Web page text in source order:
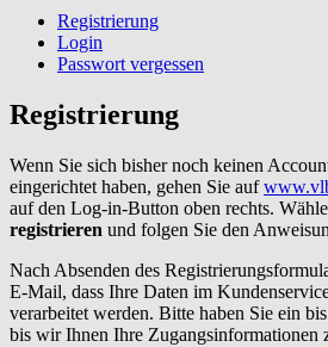
Registrierung
Login
Passwort vergessen
Registrierung
Wenn Sie sich bisher noch keinen
eingerichtet haben, gehen Sie auf
auf den Log-in-Button oben rechts.
registrieren und folgen Sie den
Nach Absenden des
E-Mail, dass Ihre Daten im
verarbeitet werden. Bitte haben Sie ein
bis wir Ihnen Ihre Zugangsinformationen